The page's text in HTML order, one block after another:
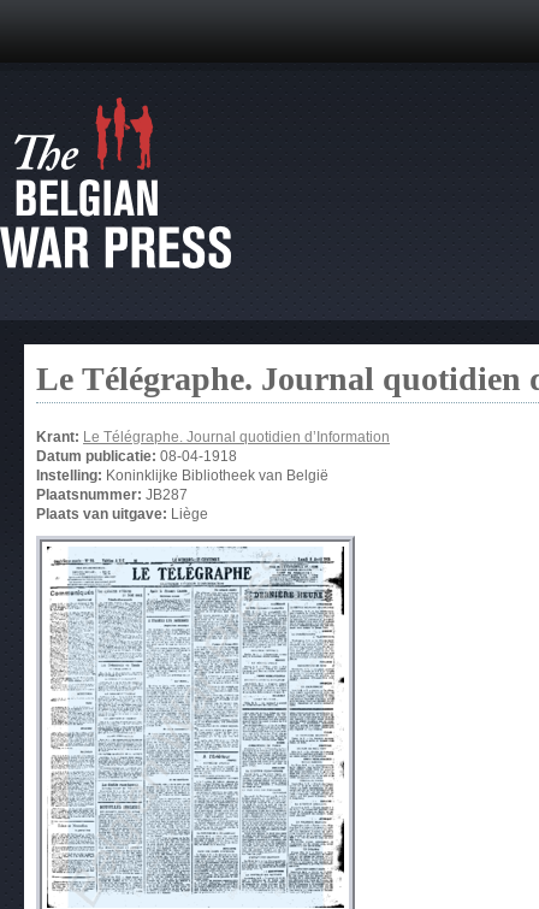
Le Télégraphe. Journal quotidien
Krant: Le Télégraphe. Journal quotidien d’Information
Datum publicatie: 08-04-1918
Instelling: Koninklijke Bibliotheek van België
Plaatsnummer: JB287
Plaats van uitgave: Liège